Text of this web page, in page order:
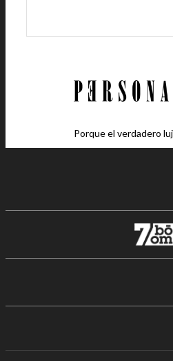
Porque el verdadero